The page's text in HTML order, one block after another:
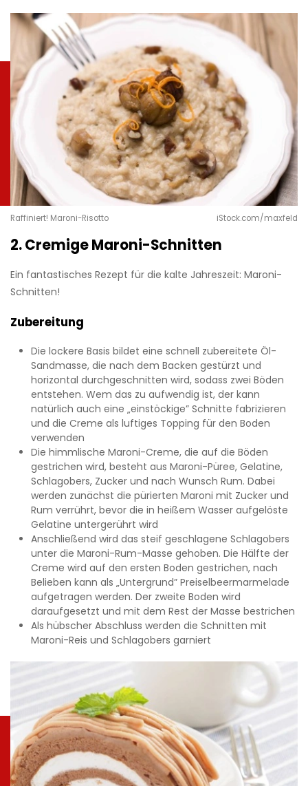
Raffiniert! Maroni-Risotto iStock.com/maxfeld
2. Cremige Maroni-Schnitten
Ein fantastisches Rezept für die kalte Jahreszeit: Maroni-
Schnitten!
Zubereitung
Die lockere Basis bildet eine schnell zubereitete Öl-
Sandmasse, die nach dem Backen gestürzt und
horizontal durchgeschnitten wird, sodass zwei Böden
entstehen. Wem das zu aufwendig ist, der kann
natürlich auch eine „einstöckige” Schnitte fabrizieren
und die Creme als luftiges Topping für den Boden
verwenden
Die himmlische Maroni-Creme, die auf die Böden
gestrichen wird, besteht aus Maroni-Püree, Gelatine,
Schlagobers, Zucker und nach Wunsch Rum. Dabei
werden zunächst die pürierten Maroni mit Zucker und
Rum verrührt, bevor die in heißem Wasser aufgelöste
Gelatine untergerührt wird
Anschließend wird das steif geschlagene Schlagobers
unter die Maroni-Rum-Masse gehoben. Die Hälfte der
Creme wird auf den ersten Boden gestrichen, nach
Belieben kann als „Untergrund” Preiselbeermarmelade
aufgetragen werden. Der zweite Boden wird
daraufgesetzt und mit dem Rest der Masse bestrichen
Als hübscher Abschluss werden die Schnitten mit
Maroni-Reis und Schlagobers garniert